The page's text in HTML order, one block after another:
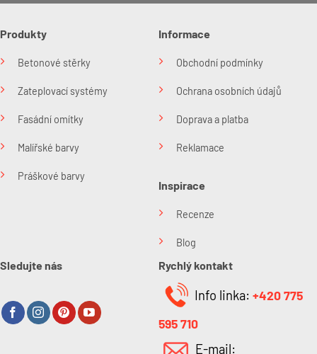
Produkty
Betonové stěrky
Zateplovací systémy
Fasádní omítky
Malířské barvy
Práškové barvy
Informace
Obchodní podmínky
Ochrana osobních údajů
Doprava a platba
Reklamace
Inspirace
Recenze
Blog
Sledujte nás Rychlý kontakt
Info linka: +420 775
595 710
E-mail: